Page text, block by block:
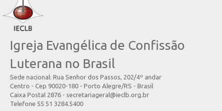
Igreja Evangélica de Confissão
Luterana no Brasil
Sede nacional: Rua Senhor dos Passos, 202/4º andar
Centro - Cep 90020-180 - Porto Alegre/RS - Brasil
Caixa Postal 2876 - secretariageral@ieclb.org.br
Telefone 55 51 3284.5400